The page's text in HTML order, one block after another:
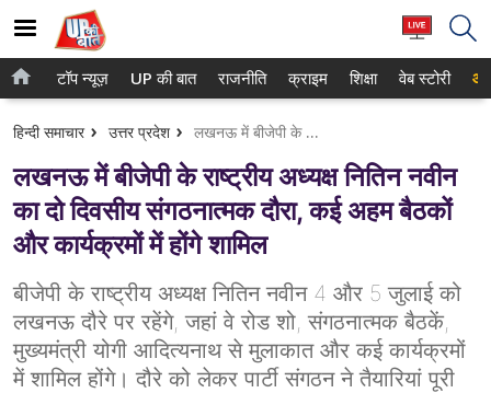
होम
टॉप न्यूज़
UP की बात
राजनीति
क्राइम
शिक्षा
वेब स्टोरी
टॉप न्यूज़ UP की बात राजनीति क्राइम शिक्षा वेब स्टोरी
हिन्दी समाचार उत्तर प्रदेश लखनऊ में बीजेपी के राष्ट्रीय अध्यक्ष नितिन नवीन का दो दिवसीय संगठनात्मक दौरा, कई अहम बैठकों और कार्यक्रमों में होंगे शामिल
लखनऊ में बीजेपी के राष्ट्रीय अध्यक्ष नितिन नवीन
का दो दिवसीय संगठनात्मक दौरा, कई अहम बैठकों
और कार्यक्रमों में होंगे शामिल
बीजेपी के राष्ट्रीय अध्यक्ष नितिन नवीन 4 और 5 जुलाई को
लखनऊ दौरे पर रहेंगे, जहां वे रोड शो, संगठनात्मक बैठकें,
मुख्यमंत्री योगी आदित्यनाथ से मुलाकात और कई कार्यक्रमों
में शामिल होंगे। दौरे को लेकर पार्टी संगठन ने तैयारियां पूरी
गाजियाबाद
लखनऊ
कानपुर
वाराणसी
आगरा
अयोध्या